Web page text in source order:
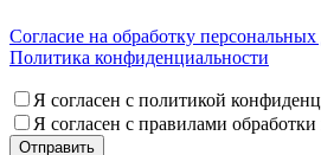
Согласие на обработку
Политика конфиденциальности
Я согласен с политикой
Я согласен с правилами